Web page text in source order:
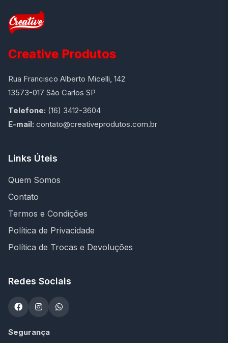
Creative Produtos
Rua Francisco Alberto Micelli, 142
13573-017 São Carlos SP
Telefone: (16) 3412-3604
E-mail: contato@creativeprodutos.com.br
Links Úteis
Quem Somos
Contato
Termos e Condições
Política de Privacidade
Política de Trocas e Devoluções
Redes Sociais
Segurança